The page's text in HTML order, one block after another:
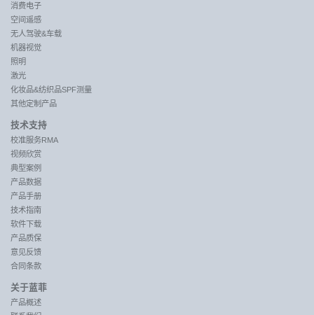
消费电子
空间遥感
无人驾驶&车载
机器视觉
照明
激光
化妆品&纺织品SPF测量
其他定制产品
技术支持
校准服务RMA
视频欣赏
典型案例
产品数据
产品手册
技术指南
软件下载
产品质保
意见反馈
合同条款
关于蓝菲
产品概述